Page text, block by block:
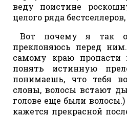
веду поистине
целого ряда
Вот почему я так
преклоняюсь перед
самому краю пропасти
понять истинную
понимаешь, что тебя
слоны, волосы встают
голове еще были
кажется прекрасной